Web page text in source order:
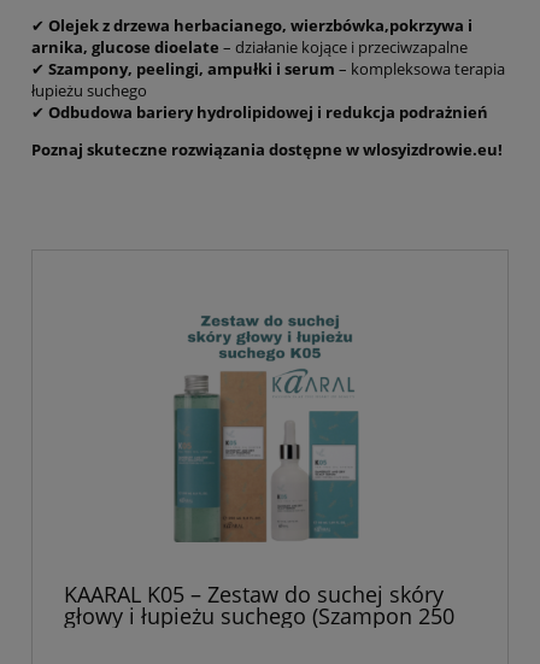
✔ Olejek z drzewa herbacianego, wierzbówka,pokrzywa i
arnika, glucose dioelate – działanie kojące i przeciwzapalne
✔ Szampony, peelingi, ampułki i serum – kompleksowa terapia
łupieżu suchego
✔ Odbudowa bariery hydrolipidowej i redukcja podrażnień
Poznaj skuteczne rozwiązania dostępne w wlosyizdrowie.eu!
KAARAL K05 – Zestaw do suchej skóry
głowy i łupieżu suchego (Szampon 250
ml + Serum 50 ml) | Nawilżenie,